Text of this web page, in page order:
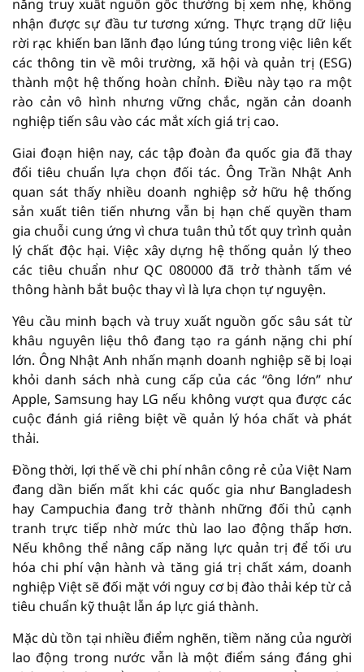
năng truy xuất nguồn gốc thường bị xem nhẹ, không
nhận được sự đầu tư tương xứng. Thực trạng dữ liệu
rời rạc khiến ban lãnh đạo lúng túng trong việc liên kết
các thông tin về môi trường, xã hội và quản trị (ESG)
thành một hệ thống hoàn chỉnh. Điều này tạo ra một
rào cản vô hình nhưng vững chắc, ngăn cản doanh
nghiệp tiến sâu vào các mắt xích giá trị cao.
Giai đoạn hiện nay, các tập đoàn đa quốc gia đã thay
đổi tiêu chuẩn lựa chọn đối tác. Ông Trần Nhật Anh
quan sát thấy nhiều doanh nghiệp sở hữu hệ thống
sản xuất tiên tiến nhưng vẫn bị hạn chế quyền tham
gia chuỗi cung ứng vì chưa tuân thủ tốt quy trình quản
lý chất độc hại. Việc xây dựng hệ thống quản lý theo
các tiêu chuẩn như QC 080000 đã trở thành tấm vé
thông hành bắt buộc thay vì là lựa chọn tự nguyện.
Yêu cầu minh bạch và truy xuất nguồn gốc sâu sát từ
khâu nguyên liệu thô đang tạo ra gánh nặng chi phí
lớn. Ông Nhật Anh nhấn mạnh doanh nghiệp sẽ bị loại
khỏi danh sách nhà cung cấp của các “ông lớn” như
Apple, Samsung hay LG nếu không vượt qua được các
cuộc đánh giá riêng biệt về quản lý hóa chất và phát
thải.
Đồng thời, lợi thế về chi phí nhân công rẻ của Việt Nam
đang dần biến mất khi các quốc gia như Bangladesh
hay Campuchia đang trở thành những đối thủ cạnh
tranh trực tiếp nhờ mức thù lao lao động thấp hơn.
Nếu không thể nâng cấp năng lực quản trị để tối ưu
hóa chi phí vận hành và tăng giá trị chất xám, doanh
nghiệp Việt sẽ đối mặt với nguy cơ bị đào thải kép từ cả
tiêu chuẩn kỹ thuật lẫn áp lực giá thành.
Mặc dù tồn tại nhiều điểm nghẽn, tiềm năng của người
lao động trong nước vẫn là một điểm sáng đáng ghi